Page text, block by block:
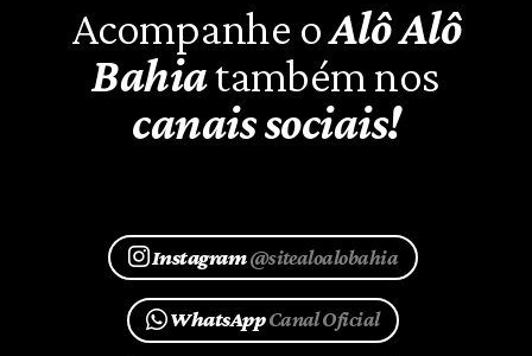
Acompanhe oAlô Alô
Bahiatambém nos
canais sociais!
Instagram@sitealoalobahia
WhatsAppCanal Oficial